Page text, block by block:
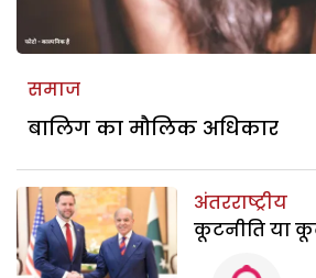
समाज
बालिग का मौलिक अधिकार
अंतरराष्ट्रीय
कूटनीति या